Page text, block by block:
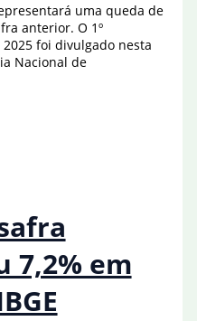
uma queda de
anterior. O 1º
foi divulgado nesta
Nacional de
7,2% em